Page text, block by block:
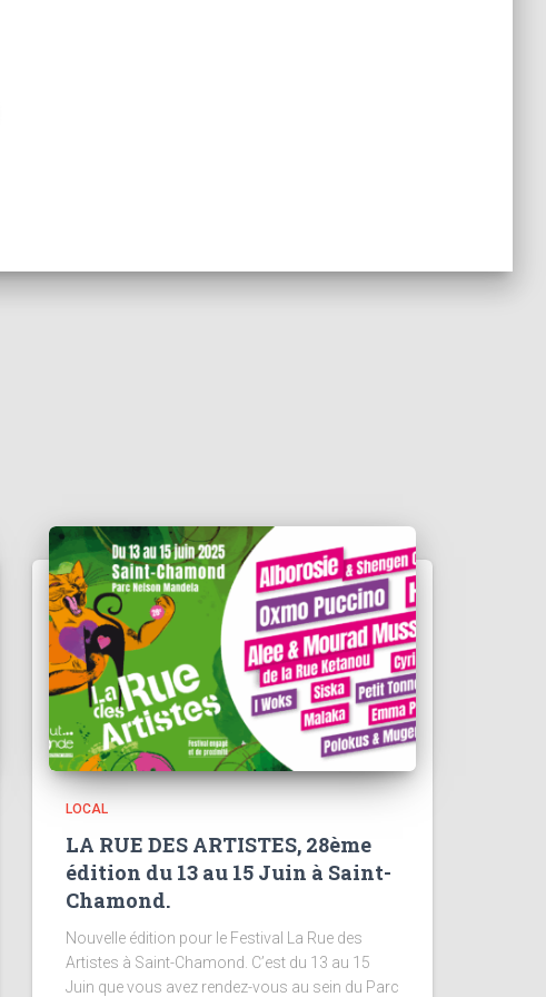
LOCAL
LA RUE DES ARTISTES, 28ème
édition du 13 au 15 Juin à Saint-
Chamond.
Nouvelle édition pour le Festival La Rue des
Artistes à Saint-Chamond. C’est du 13 au 15
Juin que vous avez rendez-vous au sein du Parc